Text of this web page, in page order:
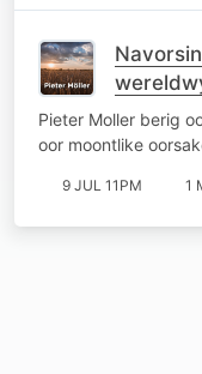
Pieter Moller berig
oor moontlike
9 JUL 11PM 1